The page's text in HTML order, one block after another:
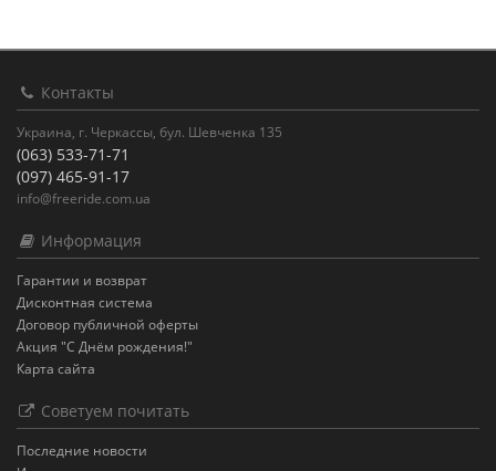
Контакты
Украина, г. Черкассы, бул. Шевченка 135
(063) 533-71-71
(097) 465-91-17
info@freeride.com.ua
Информация
Гарантии и возврат
Дисконтная система
Договор публичной оферты
Акция "С Днём рождения!"
Карта сайта
Советуем почитать
Последние новости